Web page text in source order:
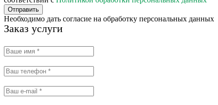
Отправить
Необходимо дать согласие на обработку персональных данных
Заказ услуги